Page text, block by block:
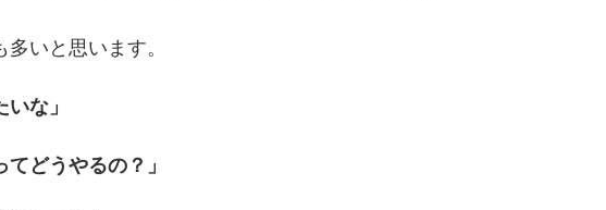
いと思います。
な」
どうやるの？」